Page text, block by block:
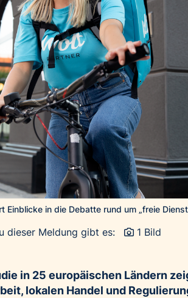
Einblicke in die Debatte rund um „freie
dieser Meldung gibt es: 1 Bild
in 25 europäischen Ländern
lokalen Handel und